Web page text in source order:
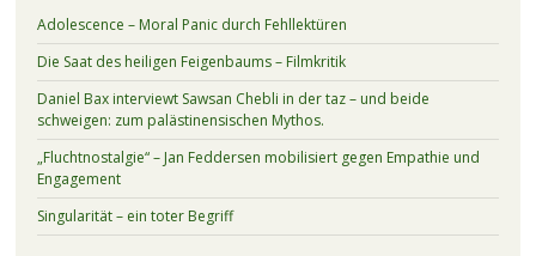
Adolescence – Moral Panic durch Fehllektüren
Die Saat des heiligen Feigenbaums – Filmkritik
Daniel Bax interviewt Sawsan Chebli in der taz – und beide
schweigen: zum palästinensischen Mythos.
„Fluchtnostalgie“ – Jan Feddersen mobilisiert gegen Empathie und
Engagement
Singularität – ein toter Begriff